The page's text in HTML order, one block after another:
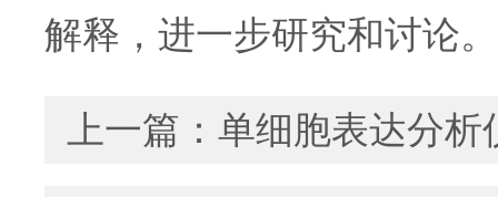
解释，进一步研究和讨论。
上一篇： 单细胞表达分析